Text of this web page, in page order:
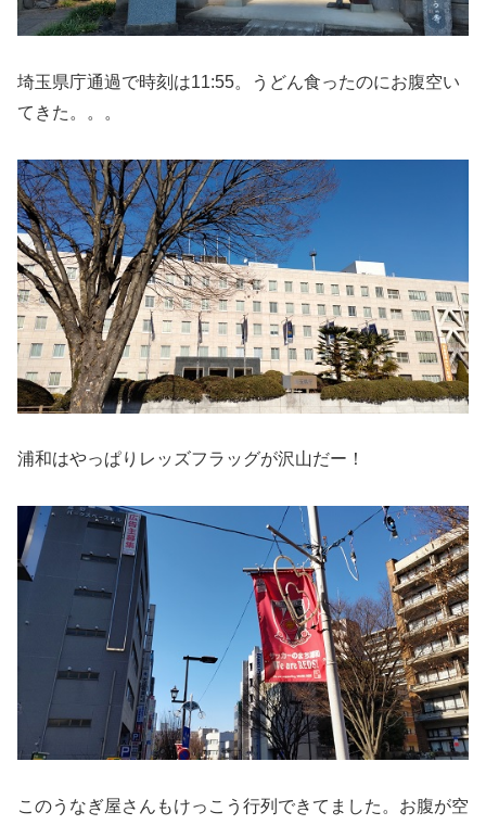
埼玉県庁通過で時刻は11:55。うどん食ったのにお腹空い
てきた。。。
浦和はやっぱりレッズフラッグが沢山だー！
このうなぎ屋さんもけっこう行列できてました。お腹が空